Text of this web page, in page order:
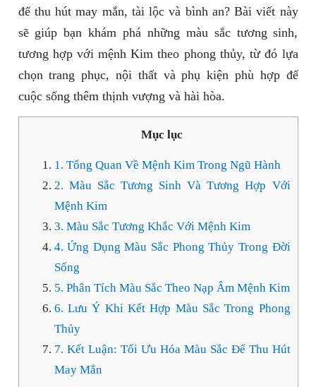
để thu hút may mắn, tài lộc và bình an? Bài viết này
sẽ giúp bạn khám phá những màu sắc tương sinh,
tương hợp với mệnh Kim theo phong thủy, từ đó lựa
chọn trang phục, nội thất và phụ kiện phù hợp để
cuộc sống thêm thịnh vượng và hài hòa.
Mục lục
1. Tổng Quan Về Mệnh Kim Trong Ngũ Hành
2. Màu Sắc Tương Sinh Và Tương Hợp Với
Mệnh Kim
3. Màu Sắc Tương Khắc Với Mệnh Kim
4. Ứng Dụng Màu Sắc Phong Thủy Trong Đời
Sống
5. Phân Tích Màu Sắc Theo Nạp Âm Mệnh Kim
6. Lưu Ý Khi Kết Hợp Màu Sắc Trong Phong
Thủy
7. Kết Luận: Tối Ưu Hóa Màu Sắc Để Thu Hút
May Mắn